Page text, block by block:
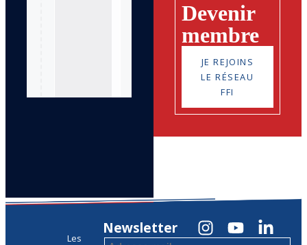
Devenir
membre
JE REJOINS
LE RÉSEAU
FFI
Les
Newsletter